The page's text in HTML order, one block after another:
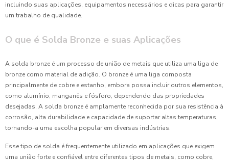
incluindo suas aplicações, equipamentos necessários e dicas para garantir
um trabalho de qualidade.
O que é Solda Bronze e suas Aplicações
A solda bronze é um processo de união de metais que utiliza uma liga de
bronze como material de adição. O bronze é uma liga composta
principalmente de cobre e estanho, embora possa incluir outros elementos,
como alumínio, manganês e fósforo, dependendo das propriedades
desejadas. A solda bronze é amplamente reconhecida por sua resistência à
corrosão, alta durabilidade e capacidade de suportar altas temperaturas,
tornando-a uma escolha popular em diversas indústrias.
Esse tipo de solda é frequentemente utilizado em aplicações que exigem
uma união forte e confiável entre diferentes tipos de metais, como cobre,